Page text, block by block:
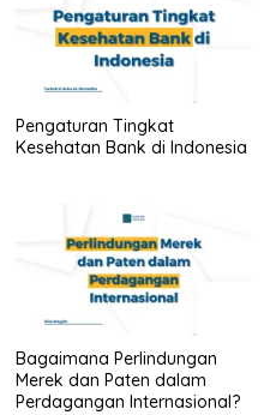
Pengaturan Tingkat
Kesehatan Bank di Indonesia
Bagaimana Perlindungan
Merek dan Paten dalam
Perdagangan Internasional?